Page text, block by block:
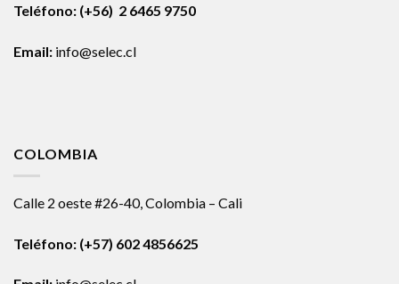
Teléfono: (+56) 2 6465 9750
Email: info@selec.cl
COLOMBIA
Calle 2 oeste #26-40, Colombia – Cali
Teléfono: (+57) 602 4856625